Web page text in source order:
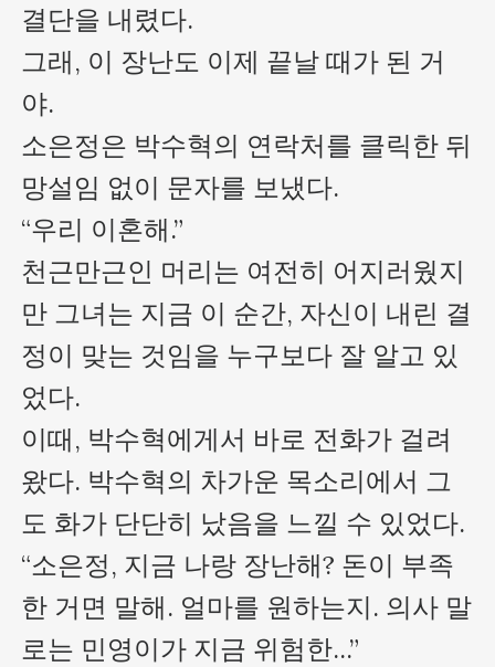
결단을 내렸다.
그래, 이 장난도 이제 끝날 때가 된 거
야.
소은정은 박수혁의 연락처를 클릭한 뒤
망설임 없이 문자를 보냈다.
“우리 이혼해.”
천근만근인 머리는 여전히 어지러웠지
만 그녀는 지금 이 순간, 자신이 내린 결
정이 맞는 것임을 누구보다 잘 알고 있
었다.
이때, 박수혁에게서 바로 전화가 걸려
왔다. 박수혁의 차가운 목소리에서 그
도 화가 단단히 났음을 느낄 수 있었다.
“소은정, 지금 나랑 장난해? 돈이 부족
한 거면 말해. 얼마를 원하는지. 의사 말
로는 민영이가 지금 위험한...”